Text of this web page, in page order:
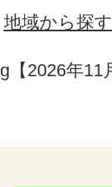
地域から探す
2026年11